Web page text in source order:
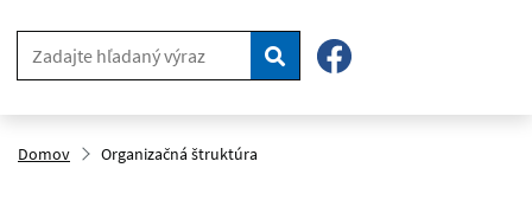
Hľadať
Domov Organizačná štruktúra